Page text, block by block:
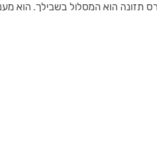
הוא המסלול בשבילך. הוא